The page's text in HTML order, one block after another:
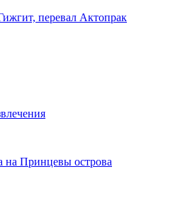
перевал Актопрак
на Принцевы острова